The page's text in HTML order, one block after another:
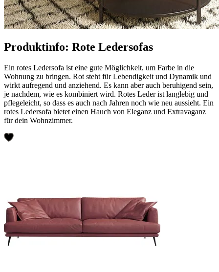
Produktinfo: Rote Ledersofas
Ein rotes Ledersofa ist eine gute Möglichkeit, um Farbe in die
Wohnung zu bringen. Rot steht für Lebendigkeit und Dynamik und
wirkt aufregend und anziehend. Es kann aber auch beruhigend sein,
je nachdem, wie es kombiniert wird. Rotes Leder ist langlebig und
pflegeleicht, so dass es auch nach Jahren noch wie neu aussieht. Ein
rotes Ledersofa bietet einen Hauch von Eleganz und Extravaganz
für dein Wohnzimmer.